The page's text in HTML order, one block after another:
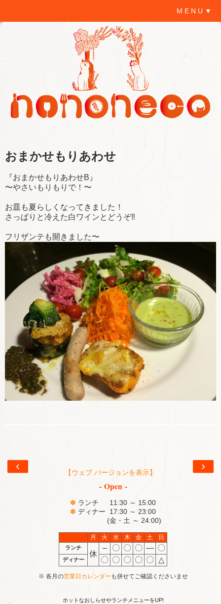
M E N U ▼
おまかせもりあわせ
『おまかせもりあわせB』
〜やさいもりもりで！〜
お皿も夏らしくなってきました！
さっぱりと冷えた白ワインとどうぞ‼️
フリザンテも開きました〜
‹ ›
【ウェブ バージョンを表示】
- Open -
✽ ランチ 11:30 ～ 15:00
✽ ディナー 17:30 ～ 23:00
(金・土 ～ 24:00)
月 火 水 木 金 土 日
ランチ
休
– 〇 〇 〇 ― 〇
ディナー 〇 〇 〇 〇 〇 △
※ 各月の営業日カレンダー も併せてご確認くださいませ
ホットなおしらせやランチメニューをUP!